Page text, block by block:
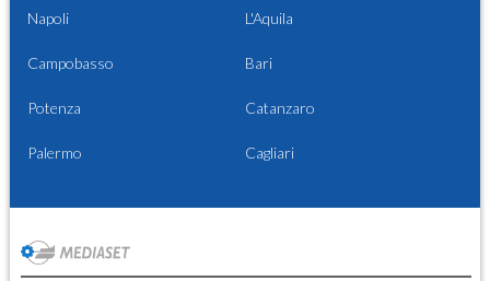
Napoli L'Aquila
Campobasso Bari
Potenza Catanzaro
Palermo Cagliari